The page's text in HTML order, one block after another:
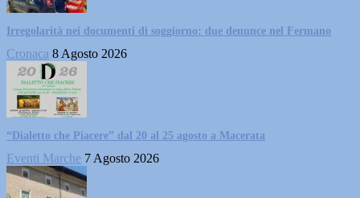
Irregolarità nei documenti di soggiorno: due denunce nel Fermano
Cronaca 8 Agosto 2026
“Dialetto che Piacere” dal 20 al 25 agosto a Macerata
Eventi Marche 7 Agosto 2026